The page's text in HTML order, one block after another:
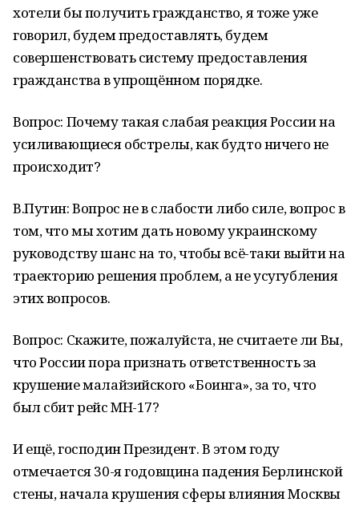
хотели бы получить гражданство, я тоже уже
говорил, будем предоставлять, будем
совершенствовать систему предоставления
гражданства в упрощённом порядке.
Вопрос: Почему такая слабая реакция России на
усиливающиеся обстрелы, как будто ничего не
происходит?
В.Путин: Вопрос не в слабости либо силе, вопрос в
том, что мы хотим дать новому украинскому
руководству шанс на то, чтобы всё-таки выйти на
траекторию решения проблем, а не усугубления
этих вопросов.
Вопрос: Скажите, пожалуйста, не считаете ли Вы,
что России пора признать ответственность за
крушение малайзийского «Боинга», за то, что
был сбит рейс MH-17?
И ещё, господин Президент. В этом году
отмечается 30-я годовщина падения Берлинской
стены, начала крушения сферы влияния Москвы